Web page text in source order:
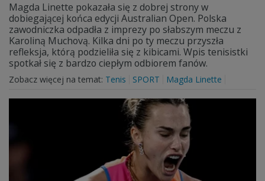
Magda Linette pokazała się z dobrej strony w
dobiegającej końca edycji Australian Open. Polska
zawodniczka odpadła z imprezy po słabszym meczu z
Karoliną Muchovą. Kilka dni po ty meczu przyszła
refleksja, którą podzieliła się z kibicami. Wpis tenisistki
spotkał się z bardzo ciepłym odbiorem fanów.
Zobacz więcej na temat: Tenis SPORT Magda Linette